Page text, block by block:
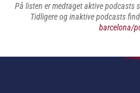
På listen er medtaget aktive podcasts
Tidligere og inaktive podcasts
barcelona/